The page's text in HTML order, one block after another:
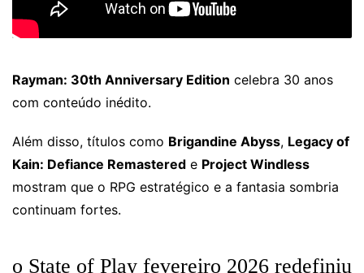
Rayman: 30th Anniversary Edition celebra 30 anos
com conteúdo inédito.
Além disso, títulos como Brigandine Abyss, Legacy of
Kain: Defiance Remastered e Project Windless
mostram que o RPG estratégico e a fantasia sombria
continuam fortes.
o State of Play fevereiro 2026 redefiniu